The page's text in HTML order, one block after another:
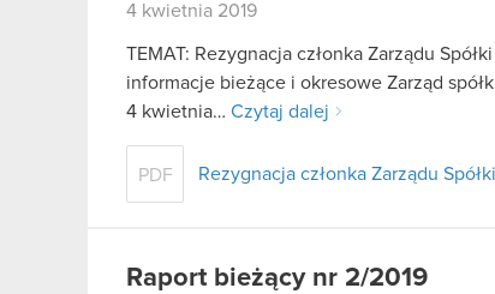
4 kwietnia 2019
TEMAT: Rezygnacja członka Zarządu
informacje bieżące i okresowe Zarząd
4 kwietnia… Czytaj dalej
PDF Rezygnacja członka Zarządu Spółki
Raport bieżący nr 2/2019